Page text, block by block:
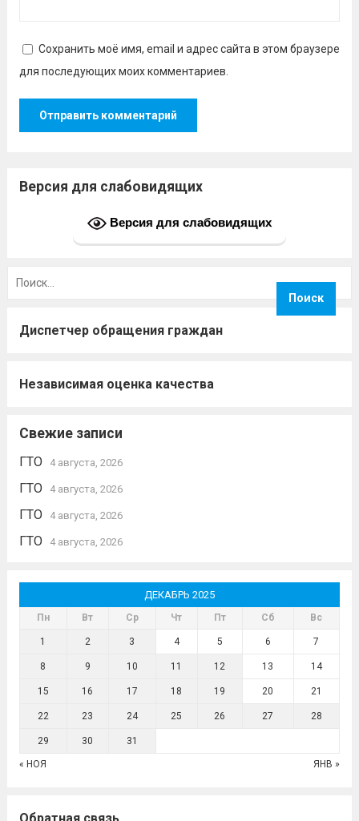
Сохранить моё имя, email и адрес сайта в этом браузере
для последующих моих комментариев.
Версия для слабовидящих
Версия для слабовидящих
Диспетчер обращения граждан
Независимая оценка качества
Свежие записи
ГТО 4 августа, 2026
ГТО 4 августа, 2026
ГТО 4 августа, 2026
ГТО 4 августа, 2026
ДЕКАБРЬ 2025
Пн Вт Ср Чт Пт Сб Вс
1 2 3 4 5 6 7
8 9 10 11 12 13 14
15 16 17 18 19 20 21
22 23 24 25 26 27 28
29 30 31
« НОЯ ЯНВ »